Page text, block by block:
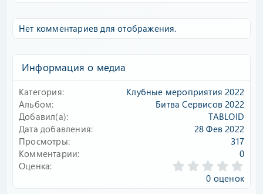
Нет комментариев для отображения.
Информация о медиа
Категория
Клубные мероприятия 2022
Альбом
Битва Сервисов 2022
Добавил(а)
TABLOID
Дата добавления
28 Фев 2022
Просмотры
317
Комментарии
0
Оценка
.
0
0 оценок